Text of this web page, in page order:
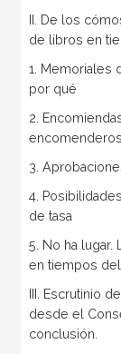
II. De los
de libros en
1. Memoriales
por qué
2.
encomenderos
3.
4.
de tasa
5. No ha lugar.
en tiempos
III. Escrutinio
desde el
conclusión.